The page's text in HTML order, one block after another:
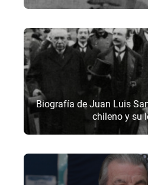
Biografía de Juan Luis
chileno y su